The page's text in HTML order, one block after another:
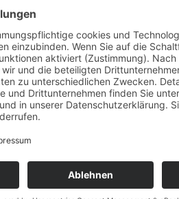
iCalendar
Donnerstag, Freitag,
Sprache.